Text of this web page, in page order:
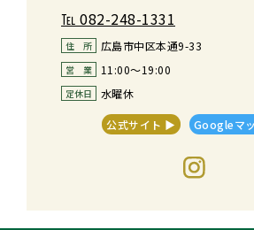
℡ 082-248-1331
住　所 広島市中区本通9-33
営　業 11:00～19:00
定休日 水曜休
公式サイト ▶︎ Googleマ